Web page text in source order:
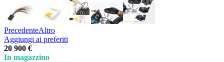
PrecedenteAltro
Aggiungi ai preferiti
20 900 €
In magazzino